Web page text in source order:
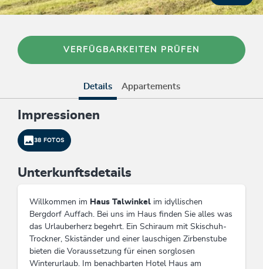
VERFÜGBARKEITEN PRÜFEN
Details Appartements
Impressionen
38 FOTOS
Unterkunftsdetails
Willkommen im Haus Talwinkel im idyllischen
Bergdorf Auffach. Bei uns im Haus finden Sie alles was
das Urlauberherz begehrt. Ein Schiraum mit Skischuh-
Trockner, Skiständer und einer lauschigen Zirbenstube
bieten die Voraussetzung für einen sorglosen
Winterurlaub. Im benachbarten Hotel Haus am